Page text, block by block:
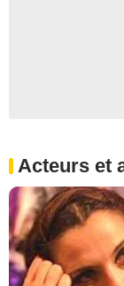
Acteurs et